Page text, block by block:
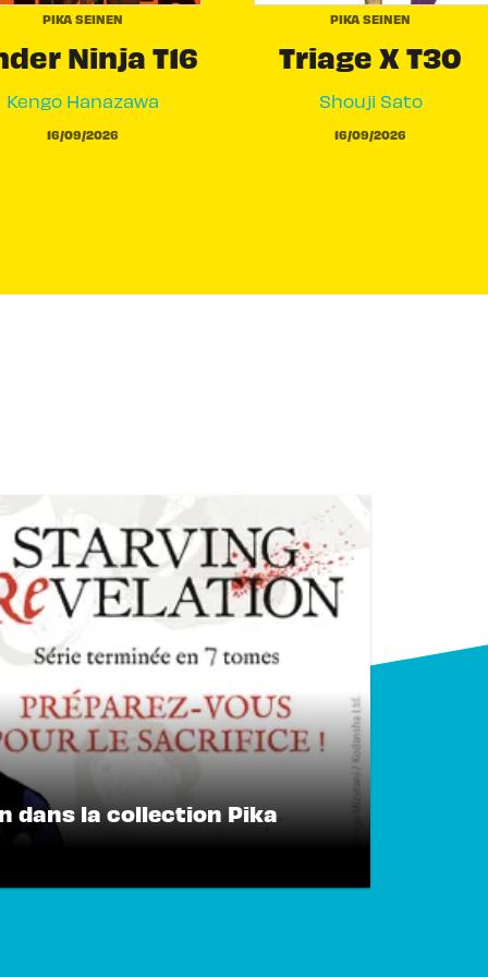
PIKA SEINEN
Ninja T16
Kengo Hanazawa
16/09/2026
PIKA SEINEN
Triage X T30
Shouji Sato
16/09/2026
dans la collection Pika